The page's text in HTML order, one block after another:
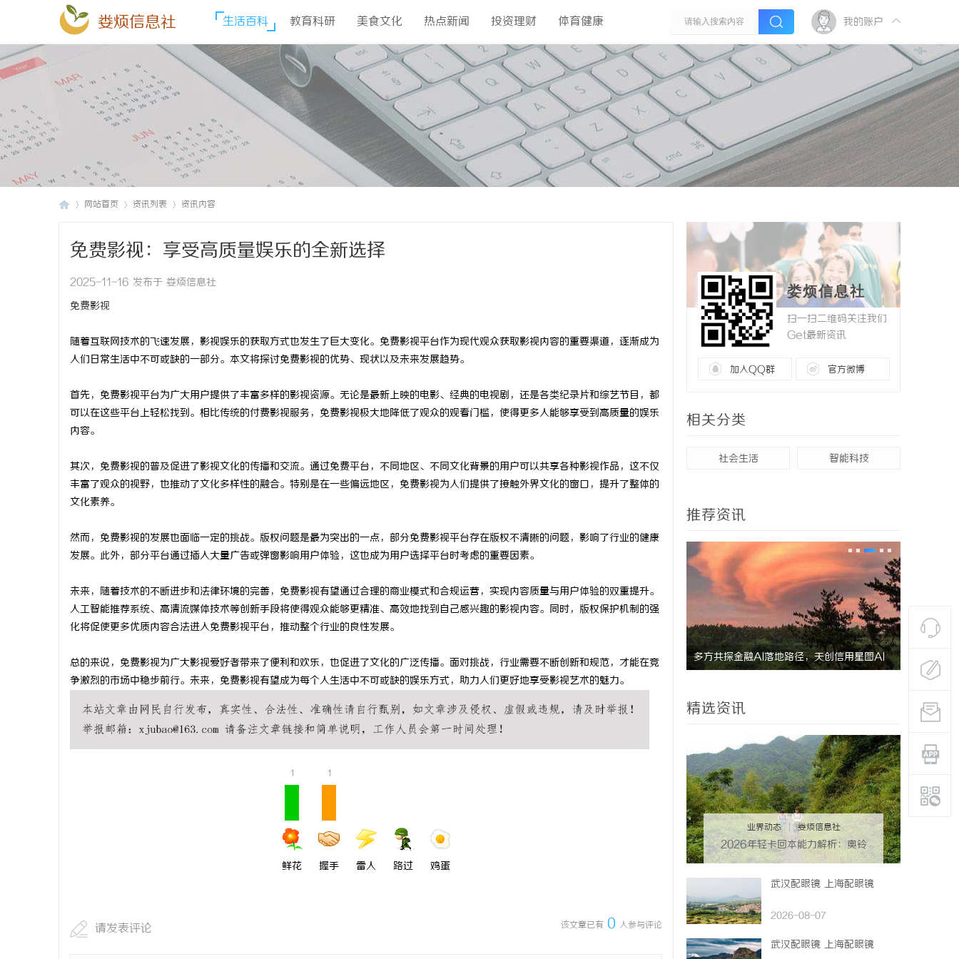
娄烦信息社 生活百科 教育科研 美食文化 热点新闻 投资理财 体育健康 我的账户
网站首页 资讯列表 资讯内容
免费影视：享受高质量娱乐的全新选择
2025-11-16 发布于 娄烦信息社
免费影视
随着互联网技术的飞速发展，影视娱乐的获取方式也发生了巨大变化。免费影视平台作为现代观众获取影视内容的重要渠道，逐渐成为
人们日常生活中不可或缺的一部分。本文将探讨免费影视的优势、现状以及未来发展趋势。
首先，免费影视平台为广大用户提供了丰富多样的影视资源。无论是最新上映的电影、经典的电视剧，还是各类纪录片和综艺节目，都
可以在这些平台上轻松找到。相比传统的付费影视服务，免费影视极大地降低了观众的观看门槛，使得更多人能够享受到高质量的娱乐
内容。
其次，免费影视的普及促进了影视文化的传播和交流。通过免费平台，不同地区、不同文化背景的用户可以共享各种影视作品，这不仅
丰富了观众的视野，也推动了文化多样性的融合。特别是在一些偏远地区，免费影视为人们提供了接触外界文化的窗口，提升了整体的
文化素养。
然而，免费影视的发展也面临一定的挑战。版权问题是最为突出的一点，部分免费影视平台存在版权不清晰的问题，影响了行业的健康
发展。此外，部分平台通过插入大量广告或弹窗影响用户体验，这也成为用户选择平台时考虑的重要因素。
未来，随着技术的不断进步和法律环境的完善，免费影视有望通过合理的商业模式和合规运营，实现内容质量与用户体验的双重提升。
人工智能推荐系统、高清流媒体技术等创新手段将使得观众能够更精准、高效地找到自己感兴趣的影视内容。同时，版权保护机制的强
化将促使更多优质内容合法进入免费影视平台，推动整个行业的良性发展。
总的来说，免费影视为广大影视爱好者带来了便利和欢乐，也促进了文化的广泛传播。面对挑战，行业需要不断创新和规范，才能在竞
争激烈的市场中稳步前行。未来，免费影视有望成为每个人生活中不可或缺的娱乐方式，助力人们更好地享受影视艺术的魅力。
1
鲜花
1
握手 雷人 路过 鸡蛋
该文章已有 0 人参与评论
请发表评论
娄烦信息社
扫一扫二维码关注我们
Get最新资讯
加入QQ群 官方微博
相关分类
社会生活 智能科技
推荐资讯
贝净 AC 国际医疗实验室，标准化研发体系
全解析
武汉配眼镜 上海配眼镜 多方共探金融AI落地路径，天创信用星图AI 北京考研
精选资讯
业界动态 娄烦信息社
2026年轻卡回本能力解析：奥铃
青春版回本关键因素与高潜力车型
武汉配眼镜 上海配眼镜
2026-08-07
武汉配眼镜 上海配眼镜